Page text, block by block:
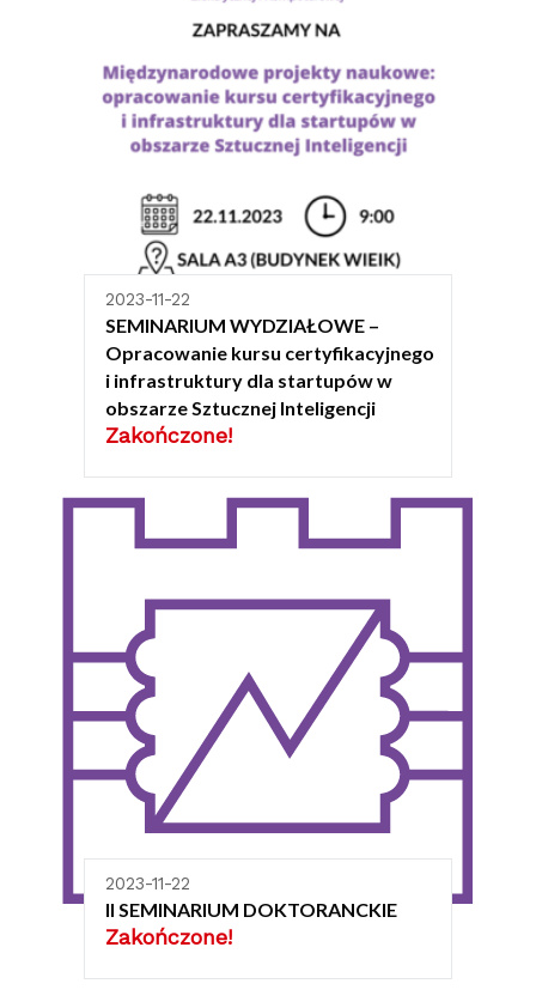
2023-11-22
SEMINARIUM WYDZIAŁOWE –
Opracowanie kursu certyfikacyjnego
i infrastruktury dla startupów w
obszarze Sztucznej Inteligencji
Zakończone!
2023-11-22
II SEMINARIUM DOKTORANCKIE
Zakończone!